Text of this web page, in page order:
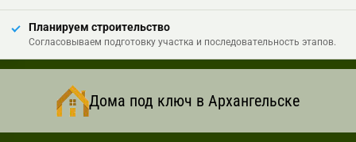
Планируем строительство
Согласовываем подготовку участка и последовательность этапов.
Дома под ключ в Архангельске